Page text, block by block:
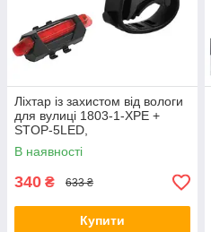
Ліхтар із захистом від вологи
для вулиці 1803-1-XPE +
STOP-5LED,
Водонепроникний велоліхтар
CK-48
В наявності
340 ₴ 633 ₴
Купити